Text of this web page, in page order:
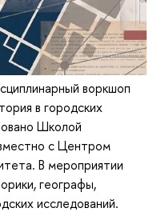
воркшоп
в городских
Школой
с Центром
В мероприятии
географы,
исследований.